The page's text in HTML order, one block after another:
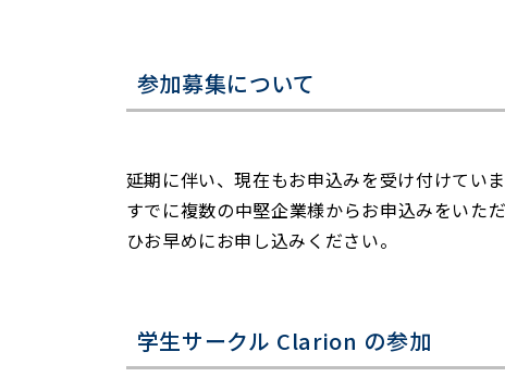
参加募集について
延期に伴い、現在もお申込みを受け付けていま
すでに複数の中堅企業様からお申込みをいた
ひお早めにお申し込みください。
学生サークル Clarion の参加